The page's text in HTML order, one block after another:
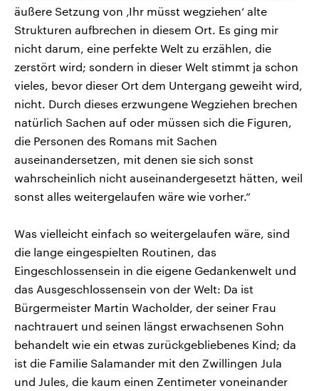
äußere Setzung von ‚Ihr müsst wegziehen‘ alte
Strukturen aufbrechen in diesem Ort. Es ging mir
nicht darum, eine perfekte Welt zu erzählen, die
zerstört wird; sondern in dieser Welt stimmt ja schon
vieles, bevor dieser Ort dem Untergang geweiht wird,
nicht. Durch dieses erzwungene Wegziehen brechen
natürlich Sachen auf oder müssen sich die Figuren,
die Personen des Romans mit Sachen
auseinandersetzen, mit denen sie sich sonst
wahrscheinlich nicht auseinandergesetzt hätten, weil
sonst alles weitergelaufen wäre wie vorher.“
Was vielleicht einfach so weitergelaufen wäre, sind
die lange eingespielten Routinen, das
Eingeschlossensein in die eigene Gedankenwelt und
das Ausgeschlossensein von der Welt: Da ist
Bürgermeister Martin Wacholder, der seiner Frau
nachtrauert und seinen längst erwachsenen Sohn
behandelt wie ein etwas zurückgebliebenes Kind; da
ist die Familie Salamander mit den Zwillingen Jula
und Jules, die kaum einen Zentimeter voneinander